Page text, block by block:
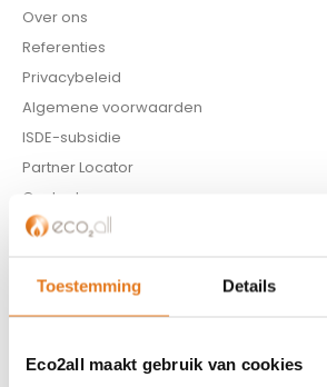
Toestemming Details
Eco2all maakt gebruik van cookies
Over ons
Referenties
Privacybeleid
Algemene voorwaarden
ISDE-subsidie
Partner Locator
Contact
Appendages
Biomassa ketels